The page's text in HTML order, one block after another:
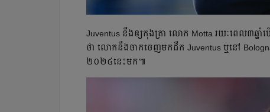
Juventus នឹង​ឲ្យ​កុងត្រា​ លោក​ Motta រយៈពេល​៣ឆ្
ថា​ លោក​នឹង​ចាកចេញ​មក​ដឹក​ Juventus ឬ​នៅ​
២០២៤​នេះ​មក​៕